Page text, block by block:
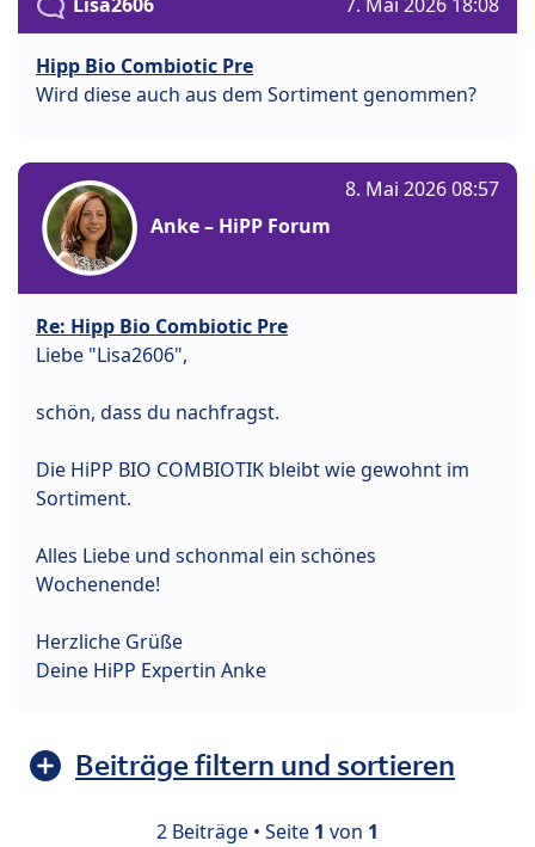
Hipp Bio Combiotic Pre
Wird diese auch aus dem Sortiment genommen?
Anke – HiPP Forum
8. Mai 2026 08:57
Re: Hipp Bio Combiotic Pre
Liebe "Lisa2606",
schön, dass du nachfragst.
Die HiPP BIO COMBIOTIK bleibt wie gewohnt im
Sortiment.
Alles Liebe und schonmal ein schönes
Wochenende!
Herzliche Grüße
Deine HiPP Expertin Anke
Beiträge filtern und sortieren
2 Beiträge • Seite 1 von 1